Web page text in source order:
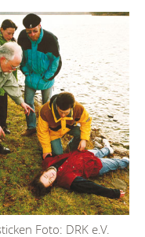
Foto: DRK e.V.